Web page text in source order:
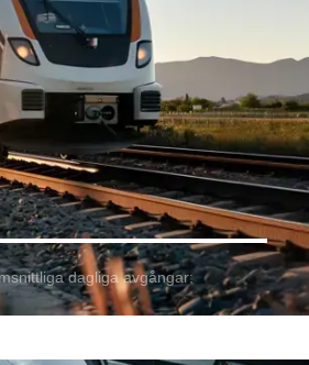
dagliga avgångar: